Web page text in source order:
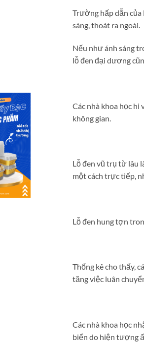
Trường hấp dẫn của
sáng, thoát ra ngoài.
Nếu như ánh sáng
lỗ đen đại dương
Các nhà khoa học hi
không gian.
Lỗ đen vũ trụ từ lâu
một cách trực tiếp,
Lỗ đen hung tợn
Thống kê cho thấy,
tăng việc luân
Các nhà khoa học
biển do hiện tượng